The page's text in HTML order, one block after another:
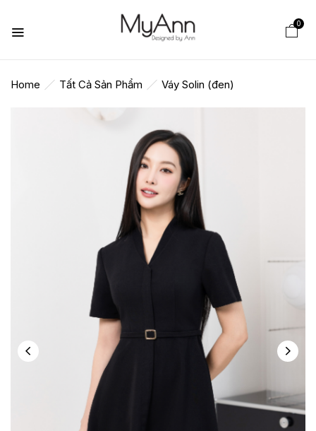
0
Home Tất Cả Sản Phẩm Váy Solin (đen)